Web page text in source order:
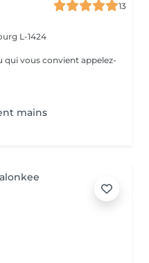
13
L-1424
qui vous convient appelez-
mains